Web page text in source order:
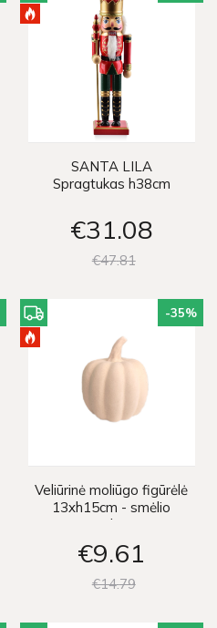
SANTA LILA
Spragtukas h38cm
€31 08
€4781
-35%
Veliūrinė moliūgo figūrėlė
13xh15cm - smėlio
spalvos
€9 61
€1479